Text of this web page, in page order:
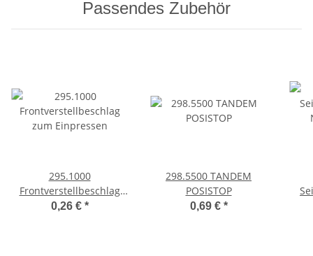
Passendes Zubehör
295.1000
Frontverstellbeschlag
zum Einpressen
0,26 € *
298.5500 TANDEM
POSISTOP
0,69 € *